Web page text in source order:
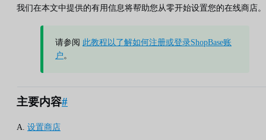
我们在本文中提供的有用信息将帮助您从零开始设置您的在线商店。
请参阅 此教程以了解如何注册或登录ShopBase账
户 。
主要内容#
A. 设置商店